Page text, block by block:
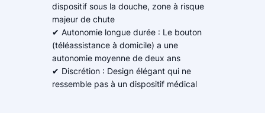
dispositif sous la douche, zone à risque
majeur de chute
✔ Autonomie longue durée : Le bouton
(téléassistance à domicile) a une
autonomie moyenne de deux ans
✔ Discrétion : Design élégant qui ne
ressemble pas à un dispositif médical